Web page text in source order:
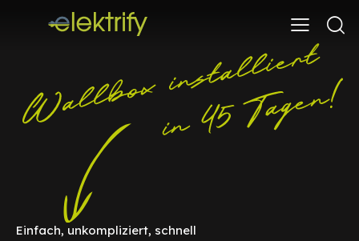
Einfach, unkompliziert, schnell